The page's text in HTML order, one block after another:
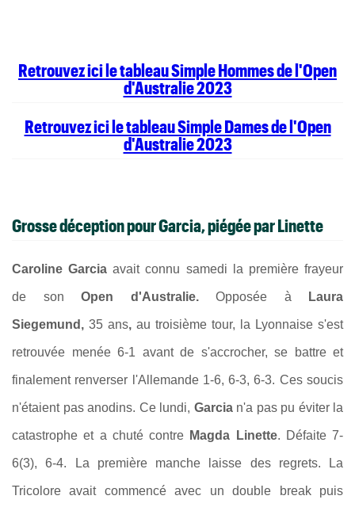
Retrouvez ici le tableau Simple Hommes de l'Open
d'Australie 2023
Retrouvez ici le tableau Simple Dames de l'Open
d'Australie 2023
Grosse déception pour Garcia, piégée par Linette
Caroline Garcia avait connu samedi la première frayeur
de son Open d'Australie. Opposée à Laura
Siegemund, 35 ans, au troisième tour, la Lyonnaise s'est
retrouvée menée 6-1 avant de s'accrocher, se battre et
finalement renverser l'Allemande 1-6, 6-3, 6-3. Ces soucis
n'étaient pas anodins. Ce lundi, Garcian'a pas pu éviter la
catastrophe et a chuté contre Magda Linette. Défaite 7-
6(3), 6-4. La première manche laisse des regrets. La
Tricolore avait commencé avec un double break puis